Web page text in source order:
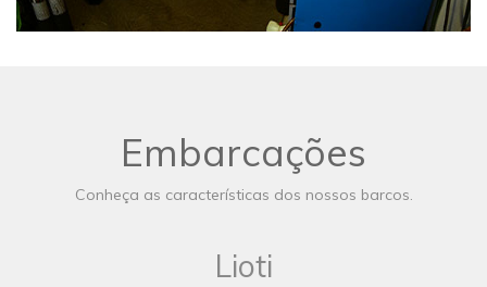
Embarcações
Conheça as características dos nossos barcos.
Lioti